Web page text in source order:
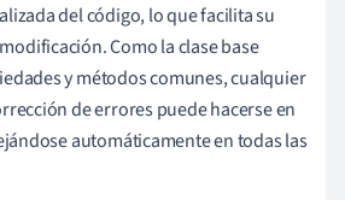
del código, lo que facilita su
Como la clase base
y métodos comunes, cualquier
de errores puede hacerse en
automáticamente en todas las